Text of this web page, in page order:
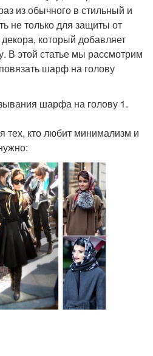
из обычного в стильный и
не только для защиты от
который добавляет
В этой статье мы рассмотрим
шарф на голову
шарфа на голову 1.
тех, кто любит минимализм и